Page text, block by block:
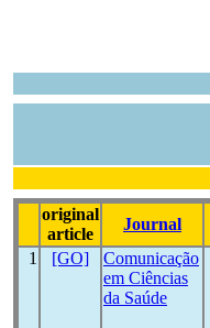
original
article
Journal
1
[GO]
Comunicação
em Ciências
da Saúde